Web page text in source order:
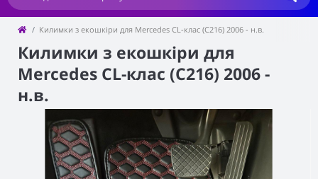
Килимки з екошкіри для Mercedes CL-клас (C216) 2006 - н.в.
Килимки з екошкіри для
Mercedes CL-клас (C216) 2006 -
н.в.